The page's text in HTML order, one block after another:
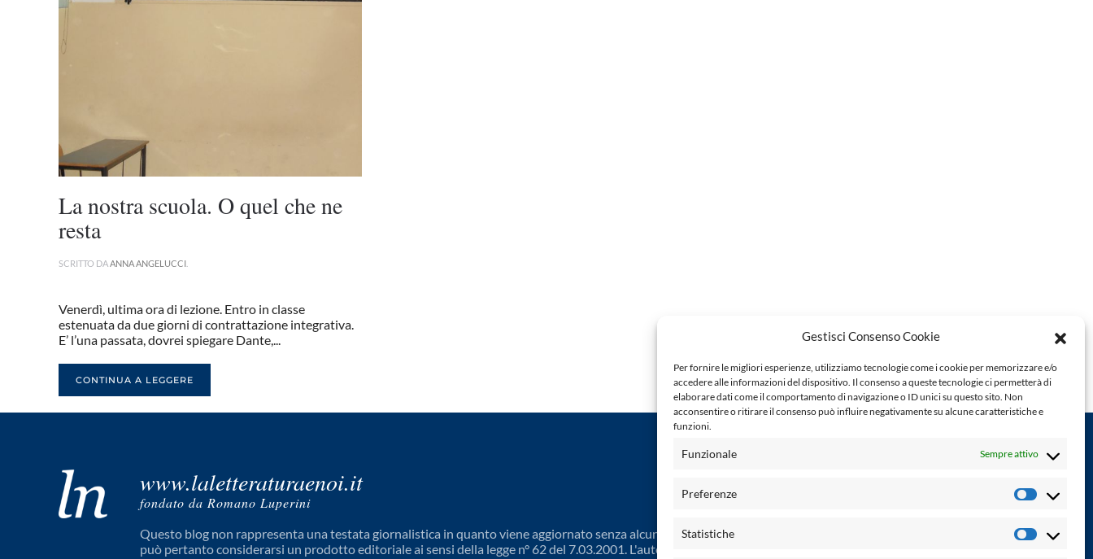
Gestisci Consenso Cookie
Per fornire le migliori esperienze, utilizziamo tecnologie come i cookie per memorizzare e/o
accedere alle informazioni del dispositivo. Il consenso a queste tecnologie ci permetterà di
elaborare dati come il comportamento di navigazione o ID unici su questo sito. Non
acconsentire o ritirare il consenso può influire negativamente su alcune caratteristiche e
funzioni.
Funzionale Sempre attivo
Preferenze
Statistiche
La nostra scuola. O quel che ne
resta
SCRITTO DAANNA ANGELUCCI
Venerdì, ultima ora di lezione. Entro in classe
estenuata da due giorni di contrattazione integrativa.
E’ l’una passata, dovrei spiegare Dante,...
CONTINUA A LEGGERE
www.laletteraturaenoi.it
fondato da Romano Luperini
Questo blog non rappresenta una testata giornalistica in quanto viene aggiornato senza alcuna periodicità. Non
può pertanto considerarsi un prodotto editoriale ai sensi della legge n° 62 del 7.03.2001. L'autore non è
letteraturaenoi.redazione@gmail.com